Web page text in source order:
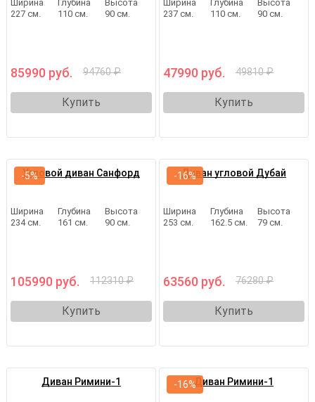
Ширина
227 см.
Глубина
110 см.
Высота
90 см.
85990 руб. 94760 ₽
Купить
Ширина
237 см.
Глубина
110 см.
Высота
90 см.
47990 руб. 49810 ₽
Купить
Угловой диван Санфорд
Ширина
234 см.
Глубина
161 см.
Высота
90 см.
105990 руб. 112310 ₽
Купить
-5% Диван угловой Дубай
Ширина
253 см.
Глубина
162.5 см.
Высота
79 см.
63560 руб. 76280 ₽
Купить
-16%
Диван Римини-1 Диван Римини-1
-16%